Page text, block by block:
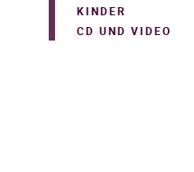
KINDER
CD UND VIDEO